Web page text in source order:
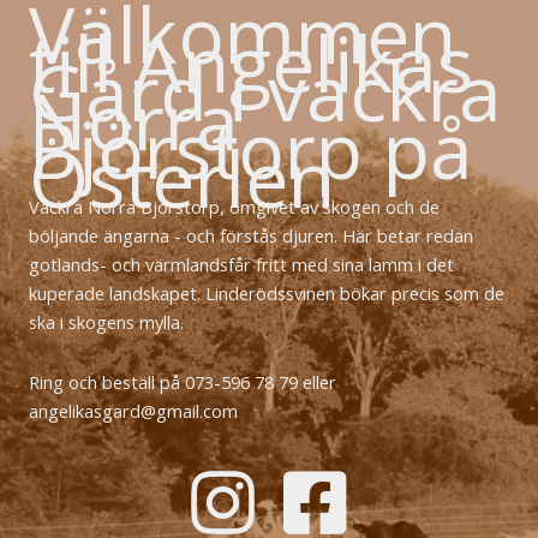
Välkommen
till Angelikas
Gård i vackra
Norra
Björstorp på
Österlen
Vackra Norra Björstorp, omgivet av skogen och de
böljande ängarna - och förstås djuren. Här betar redan
gotlands- och värmlandsfår fritt med sina lamm i det
kuperade landskapet. Linderödssvinen bökar precis som de
ska i skogens mylla.
Ring och beställ på 073-596 78 79 eller
angelikasgard@gmail.com